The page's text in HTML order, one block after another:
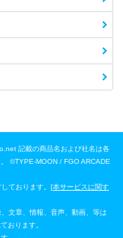
記載の商品名および社名は各
©TYPE-MOON / FGO ARCADE
ております。[本サービスに関す
文章、情報、音声、動画、等は
おります。